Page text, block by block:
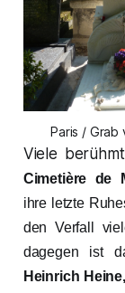
Paris / Grab
Viele
Cimetière de
ihre letzte
den Verfall
dagegen ist
Heinrich Heine,